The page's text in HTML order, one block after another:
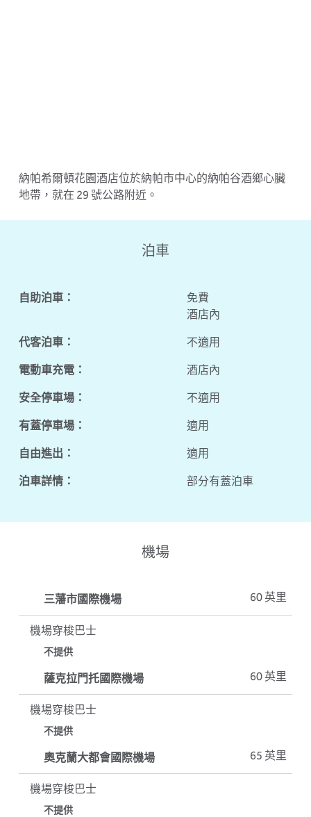
納帕希爾頓花園酒店位於納帕市中心的納帕谷酒鄉心臟
地帶，就在 29 號公路附近。
泊車
自助泊車：
免費
酒店內
代客泊車：
不適用
電動車充電：
酒店內
安全停車場：
不適用
有蓋停車場：
適用
自由進出：
適用
泊車詳情：
部分有蓋泊車
機場
三藩市國際機場 60 英里
機場穿梭巴士
不提供
薩克拉門托國際機場 60 英里
機場穿梭巴士
不提供
奧克蘭大都會國際機場 65 英里
機場穿梭巴士
不提供